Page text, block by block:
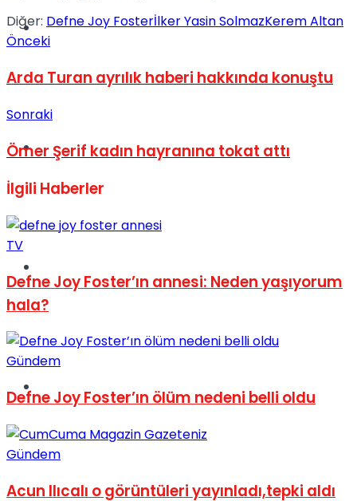
Türkiye
Müzik
No Result
View All Result
Diğer: Defne Joy Fosterİlker Yasin SolmazKerem Altan
Önceki
Arda Turan ayrılık haberi hakkında konuştu
Sonraki
Ömer Şerif kadın hayranına tokat attı
İlgili Haberler
TV
Defne Joy Foster’ın annesi: Neden yaşıyorum
hala?
Gündem
Defne Joy Foster’ın ölüm nedeni belli oldu
Gündem
Acun Ilıcalı o görüntüleri yayınladı,tepki aldı